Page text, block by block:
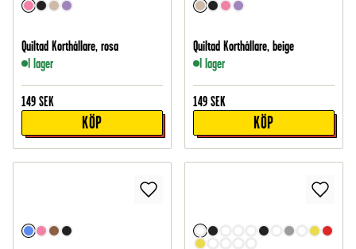
Quiltad Korthållare, rosa
I lager
149 SEK
KÖP
Quiltad Korthållare, beige
I lager
149 SEK
KÖP